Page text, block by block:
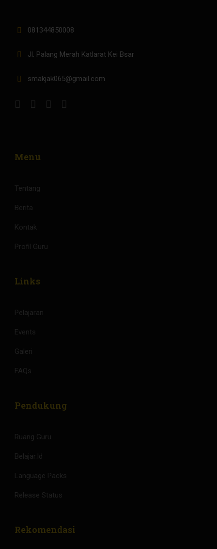
081344850008
Jl. Palang Merah Katlarat Kei Bsar
smakjak065@gmail.com
Menu
Tentang
Berita
Kontak
Profil Guru
Links
Pelajaran
Events
Galeri
FAQs
Pendukung
Ruang Guru
Belajar.Id
Language Packs
Release Status
Rekomendasi